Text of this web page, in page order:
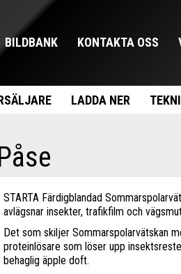
BILDBANK KONTAKTA OSS
LADDA NER
STARTA Färdigblandad
avlägsnar insekter, trafikfilm och
Det som skiljer Sommarspolarvätskan
proteinlösare som löser upp
behaglig äpple doft.